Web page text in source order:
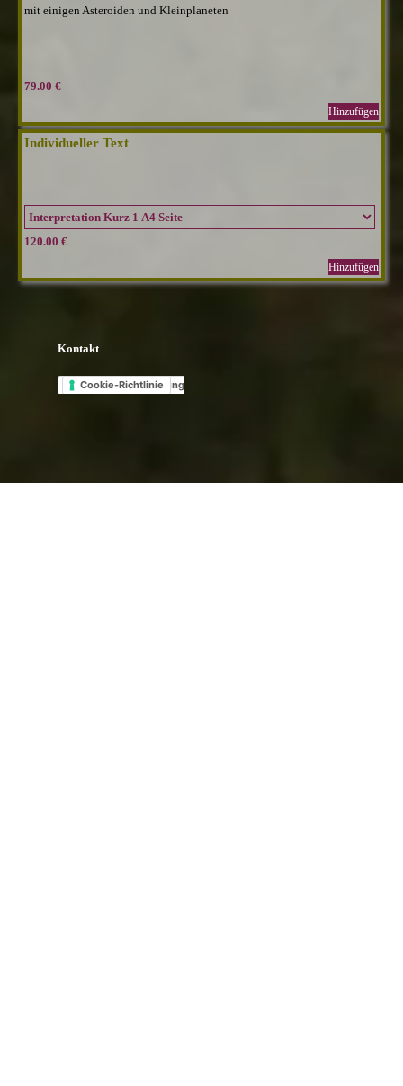
mit einigen Asteroiden und Kleinplaneten
79.00 €
Hinzufügen
Individueller Text
120.00 €
Hinzufügen
Kontakt
Select Language▼
Datenschutzerklärung
Cookie-Richtlinie